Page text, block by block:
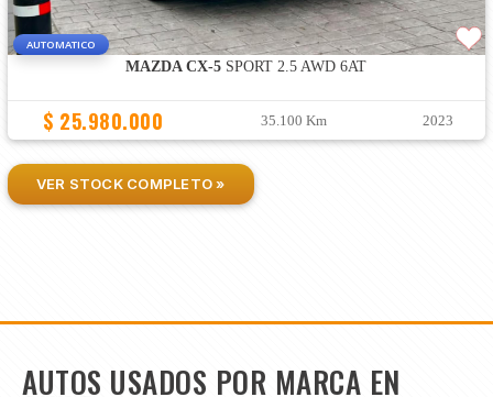
AUTOMATICO
MAZDA CX-5 SPORT 2.5 AWD 6AT
$ 25.980.000 35.100 Km 2023
VER STOCK COMPLETO »
AUTOS USADOS POR MARCA EN